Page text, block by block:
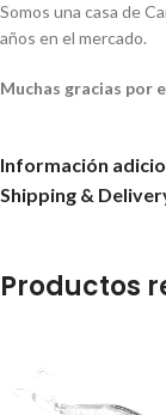
Somos una casa de
años en el mercado.
Muchas gracias por
Información
Shipping &
Productos